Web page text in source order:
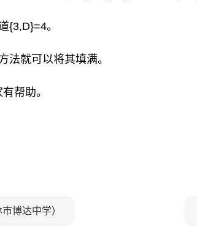
{3,D}=4。
法就可以将其填满。
帮助。
博达中学）